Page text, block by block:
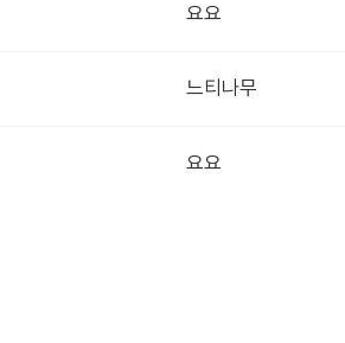
요요
느티나무
요요